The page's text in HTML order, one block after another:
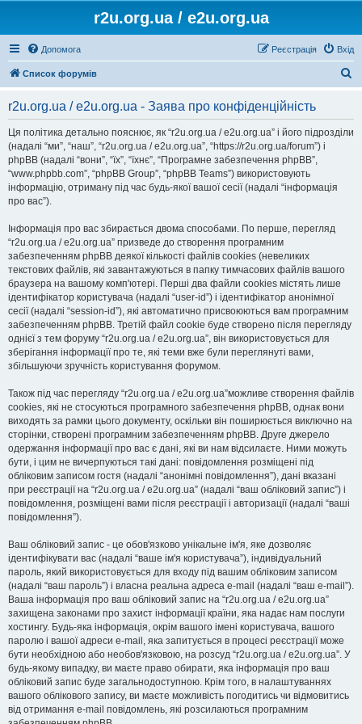
r2u.org.ua / e2u.org.ua
Допомога Вхід
Реєстрація
Список форумів
r2u.org.ua / e2u.org.ua - Заява про конфіденційність
Ця політика детально пояснює, як “r2u.org.ua / e2u.org.ua” і його підрозділи
(надалі “ми”, “наш”, “r2u.org.ua / e2u.org.ua”, “https://r2u.org.ua/forum”) і
phpBB (надалі “вони”, “їх”, “їхнє”, “Програмне забезпечення phpBB”,
“www.phpbb.com”, “phpBB Group”, “phpBB Teams”) використовують
інформацію, отриману під час будь-якої вашої сесії (надалі “інформація
про вас”).
Інформація про вас збирається двома способами. По перше, перегляд
“r2u.org.ua / e2u.org.ua” призведе до створення програмним
забезпеченням phpBB деякої кількості файлів cookies (невеликих
текстових файлів, які завантажуються в папку тимчасових файлів вашого
браузера на вашому комп'ютері. Перші два файли cookies містять лише
ідентифікатор користувача (надалі “user-id”) і ідентифікатор анонімної
сесії (надалі “session-id”), які автоматично присвоюються вам програмним
забезпеченням phpBB. Третій файл cookie буде створено після перегляду
однієї з тем форуму “r2u.org.ua / e2u.org.ua”, він використовується для
зберігання інформації про те, які теми вже були переглянуті вами,
збільшуючи зручність користування форумом.
Також під час перегляду “r2u.org.ua / e2u.org.ua”можливе створення файлів
cookies, які не стосуються програмного забезпечення phpBB, однак вони
виходять за рамки цього документу, оскільки він поширюється виключно на
сторінки, створені програмним забезпеченням phpBB. Друге джерело
одержання інформації про вас є дані, які ви нам відсилаєте. Ними можуть
бути, і цим не вичерпуються такі дані: повідомлення розміщені під
обліковим записом гостя (надалі “анонімні повідомлення”), дані вказані
при реєстрації на “r2u.org.ua / e2u.org.ua” (надалі “ваш обліковий запис”) і
повідомлення, розміщені вами після реєстрації і авторизації (надалі “ваші
повідомлення”).
Ваш обліковий запис - це обов'язково унікальне ім'я, яке дозволяє
ідентифікувати вас (надалі “ваше ім'я користувача”), індивідуальний
пароль, який використовується для входу під вашим обліковим записом
(надалі “ваш пароль”) і власна реальна адреса e-mail (надалі “ваш e-mail”).
Ваша інформація про ваш обліковий запис на “r2u.org.ua / e2u.org.ua”
захищена законами про захист інформації країни, яка надає нам послуги
хостингу. Будь-яка інформація, окрім вашого імені користувача, вашого
паролю і вашої адреси e-mail, яка запитується в процесі реєстрації може
бути необхідною або необов'язковою, на розсуд “r2u.org.ua / e2u.org.ua”. У
будь-якому випадку, ви маєте право обирати, яка інформація про ваш
обліковий запис буде загальнодоступною. Крім того, в налаштуваннях
вашого облікового запису, ви маєте можливість погодитись чи відмовитись
від отримання e-mail повідомлень, які розсилаються програмним